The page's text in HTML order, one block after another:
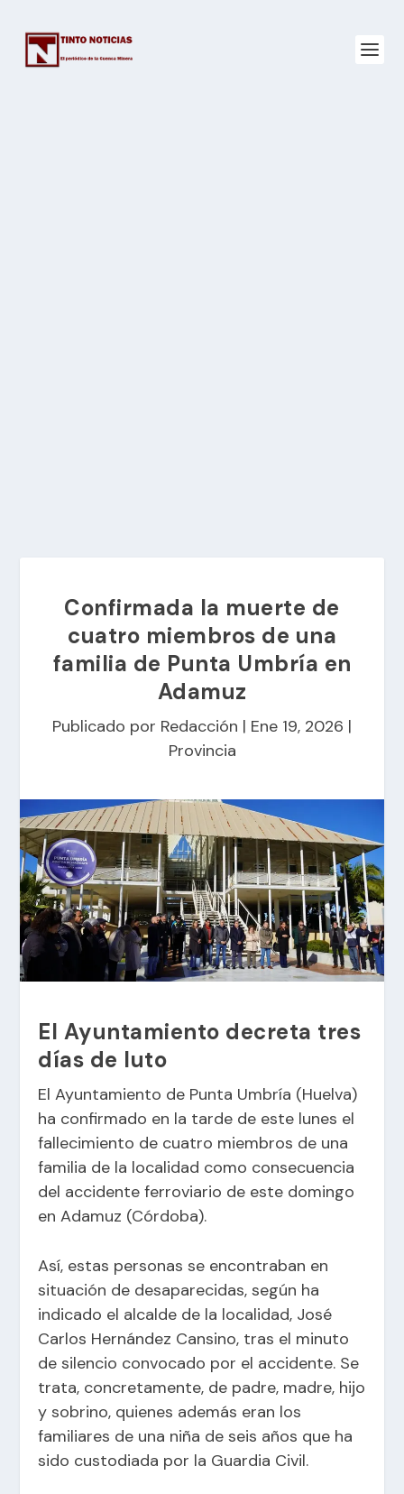
Confirmada la muerte de
cuatro miembros de una
familia de Punta Umbría en
Adamuz
Publicado por Redacción | Ene 19, 2026 |
Provincia
El Ayuntamiento decreta tres
días de luto
El Ayuntamiento de Punta Umbría (Huelva)
ha confirmado en la tarde de este lunes el
fallecimiento de cuatro miembros de una
familia de la localidad como consecuencia
del accidente ferroviario de este domingo
en Adamuz (Córdoba).
Así, estas personas se encontraban en
situación de desaparecidas, según ha
indicado el alcalde de la localidad, José
Carlos Hernández Cansino, tras el minuto
de silencio convocado por el accidente. Se
trata, concretamente, de padre, madre, hijo
y sobrino, quienes además eran los
familiares de una niña de seis años que ha
sido custodiada por la Guardia Civil.